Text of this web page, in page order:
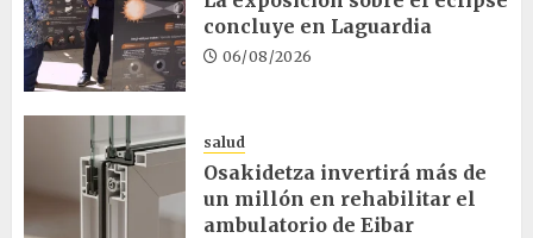
concluye en Laguardia
06/08/2026
salud
Osakidetza invertirá más de
un millón en rehabilitar el
ambulatorio de Eibar